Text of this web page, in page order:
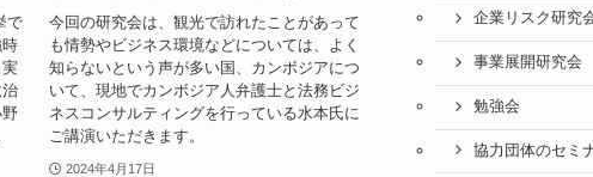
で
今回の研究会は、観光で訪れたことがあって
も情勢やビジネス環境などについては、よく
知らないという声が多い国、カンボジアにつ
いて、現地でカンボジア人弁護士と法務ビジ
ネスコンサルティングを行っている水本氏に
ご講演いただきます。
2024年4月17日
企業リスク研究
事業展開研究会
勉強会
協力団体のセミ